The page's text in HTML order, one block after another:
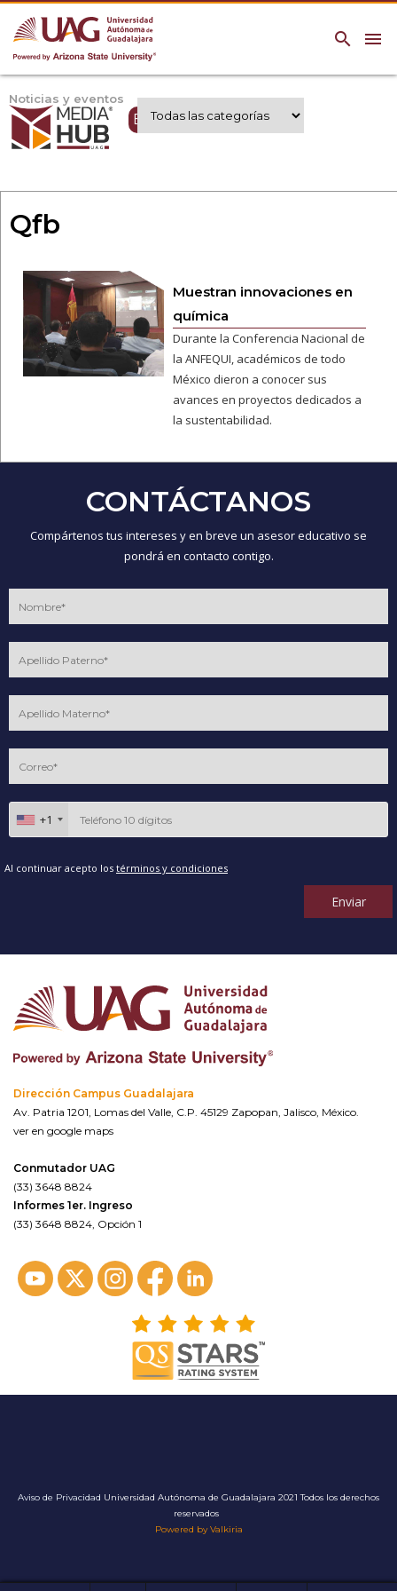
menu
search
Noticias y eventos
Expertos UAG
Qfb
Muestran innovaciones en
química
Durante la Conferencia Nacional de
la ANFEQUI, académicos de todo
México dieron a conocer sus
avances en proyectos dedicados a
la sustentabilidad.
CONTÁCTANOS
Compártenos tus intereses y en breve un asesor educativo se
pondrá en contacto contigo.
+1
Al continuar acepto los términos y condiciones
Enviar
Dirección Campus Guadalajara
Av. Patria 1201, Lomas del Valle, C.P. 45129 Zapopan, Jalisco, México.
ver en google maps
Conmutador UAG
(33) 3648 8824
Informes 1er. Ingreso
(33) 3648 8824, Opción 1
Aviso de Privacidad Universidad Autónoma de Guadalajara 2021 Todos los derechos
reservados
Powered by Valkiria